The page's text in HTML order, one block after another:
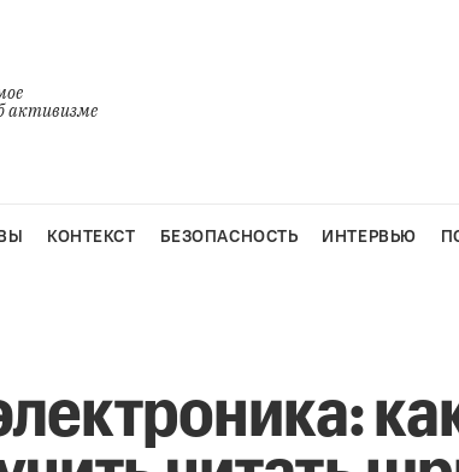
активизме
КОНТЕКСТ БЕЗОПАСНОСТЬ ИНТЕРВЬЮ